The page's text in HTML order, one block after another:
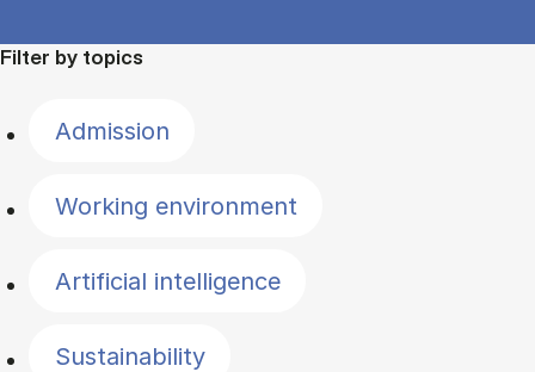
Filter by topics
Admission
Working environment
Artificial intelligence
Sustainability